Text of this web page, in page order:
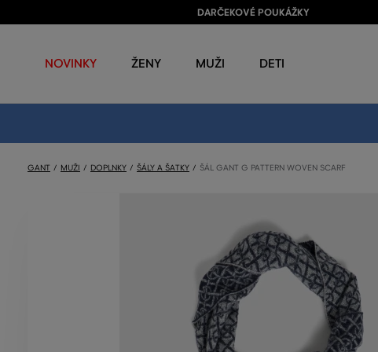
DARČEKOVÉ POUKÁŽKY
NOVINKY ŽENY MUŽI DETI
GANT MUŽI DOPLNKY ŠÁLY A ŠATKY ŠÁL GANT G PATTERN WOVEN SCARF